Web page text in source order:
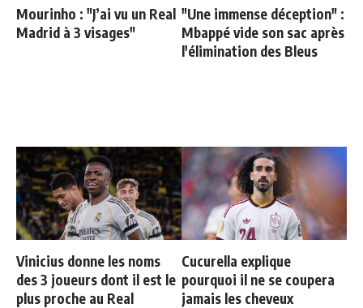
Mourinho : "J’ai vu un Real
Madrid à 3 visages"
"Une immense déception" :
Mbappé vide son sac après
l'élimination des Bleus
Vinicius donne les noms
des 3 joueurs dont il est le
plus proche au Real
Cucurella explique
pourquoi il ne se coupera
jamais les cheveux